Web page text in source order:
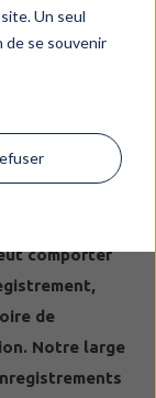
Un seul
de se souvenir
comporter
de
Notre large